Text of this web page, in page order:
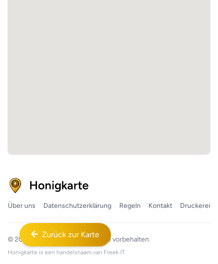
Zurück zur Karte
Honigkarte
Über uns Datenschutzerklärung Regeln Kontakt Druckerei
© 2026 Honigkarte™ Alle Rechte vorbehalten.
Honigkarte is een handelsnaam van Freek IT